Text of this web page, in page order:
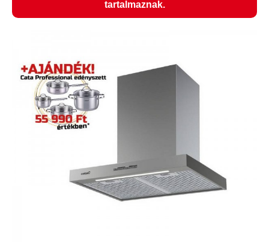
tartalmaznak.